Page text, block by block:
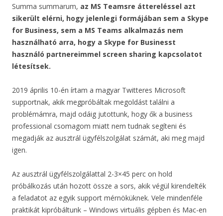
Summa summarum, az MS Teamsre áttereléssel azt
sikerült elérni, hogy jelenlegi formájában sem a Skype
for Business, sem a MS Teams alkalmazás nem
használható arra, hogy a Skype for Businesst
használó partnereimmel screen sharing kapcsolatot
létesítsek.
2019 április 10-én írtam a magyar Twitteres Microsoft
supportnak, akik megpróbáltak megoldást találni a
problémámra, majd odáig jutottunk, hogy ők a business
professional csomagom miatt nem tudnak segíteni és
megadják az ausztrál ügyfélszolgálat számát, aki meg majd
igen.
Az ausztrál ügyfélszolgálattal 2-3×45 perc on hold
próbálkozás után hozott össze a sors, akik végül kirendelték
a feladatot az egyik support mérnöküknek. Vele mindenféle
praktikát kipróbáltunk – Windows virtuális gépben és Mac-en